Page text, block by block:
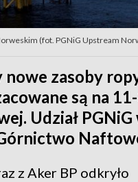
(fot. PGNiG Upstream
nowe zasoby
są na
Udział PGNiG
z Aker BP odkryło